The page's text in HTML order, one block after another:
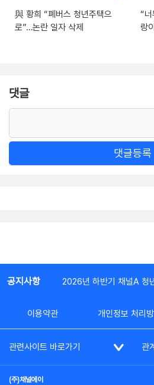
與 황희 “폐버스 청년주택으
로”…논란 일자 삭제
“
랑
댓글
댓글등록
공지사항 2026년 하반기 채널A 청
이용약관 개인정보 처리
관련사이트 바로가기 관
(주)채널에이